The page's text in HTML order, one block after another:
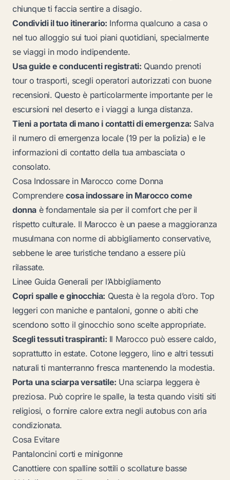
chiunque ti faccia sentire a disagio.
Condividi il tuo itinerario: Informa qualcuno a casa o
nel tuo alloggio sui tuoi piani quotidiani, specialmente
se viaggi in modo indipendente.
Usa guide e conducenti registrati: Quando prenoti
tour o trasporti, scegli operatori autorizzati con buone
recensioni. Questo è particolarmente importante per le
escursioni nel deserto e i viaggi a lunga distanza.
Tieni a portata di mano i contatti di emergenza: Salva
il numero di emergenza locale (19 per la polizia) e le
informazioni di contatto della tua ambasciata o
consolato.
Cosa Indossare in Marocco come Donna
Comprenderecosa indossare in Marocco come
donna è fondamentale sia per il comfort che per il
rispetto culturale. Il Marocco è un paese a maggioranza
musulmana con norme di abbigliamento conservative,
sebbene le aree turistiche tendano a essere più
rilassate.
Linee Guida Generali per l’Abbigliamento
Copri spalle e ginocchia: Questa è la regola d’oro. Top
leggeri con maniche e pantaloni, gonne o abiti che
scendono sotto il ginocchio sono scelte appropriate.
Scegli tessuti traspiranti: Il Marocco può essere caldo,
soprattutto in estate. Cotone leggero, lino e altri tessuti
naturali ti manterranno fresca mantenendo la modestia.
Porta una sciarpa versatile: Una sciarpa leggera è
preziosa. Può coprire le spalle, la testa quando visiti siti
religiosi, o fornire calore extra negli autobus con aria
condizionata.
Cosa Evitare
Pantaloncini corti e minigonne
Canottiere con spalline sottili o scollature basse